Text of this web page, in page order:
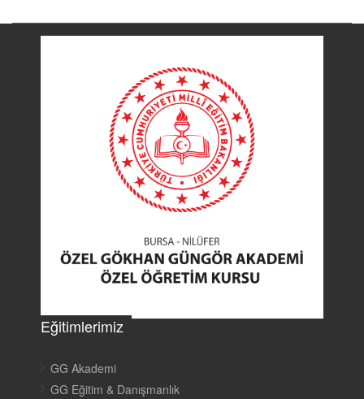
Eğitimlerimiz
GG Akademi
GG Eğitim & Danışmanlık